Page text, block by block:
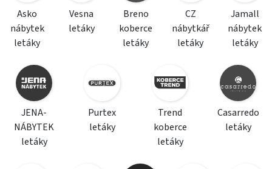
Asko
nábytek
letáky
Vesna
letáky
Breno
koberce
letáky
CZ
nábytkář
letáky
Jamall
nábytek
letáky
JENA-
NÁBYTEK
letáky
Purtex
letáky
Trend
koberce
letáky
Casarredo
letáky